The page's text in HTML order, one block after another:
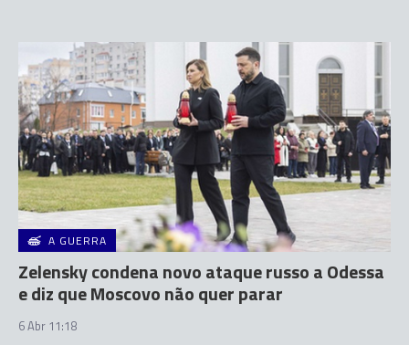
A GUERRA
Zelensky condena novo ataque russo a Odessa
e diz que Moscovo não quer parar
6 Abr 11:18